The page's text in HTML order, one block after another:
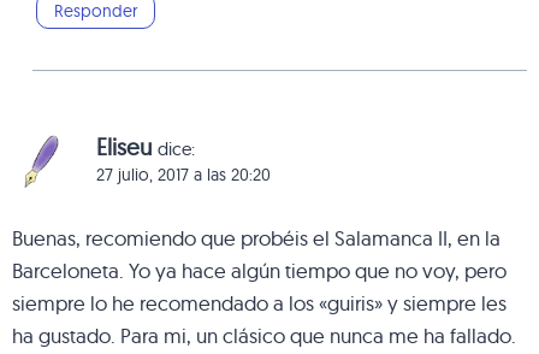
Responder
Eliseu dice:
27 julio, 2017 a las 20:20
Buenas, recomiendo que probéis el Salamanca II, en la
Barceloneta. Yo ya hace algún tiempo que no voy, pero
siempre lo he recomendado a los «guiris» y siempre les
ha gustado. Para mi, un clásico que nunca me ha fallado.